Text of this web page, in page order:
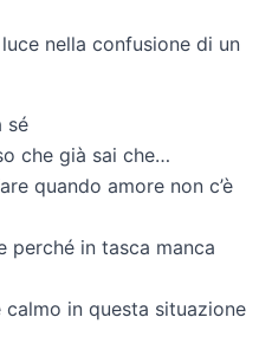
nella confusione di un
sé
che già sai che…
quando amore non c’è
in tasca manca
in questa situazione